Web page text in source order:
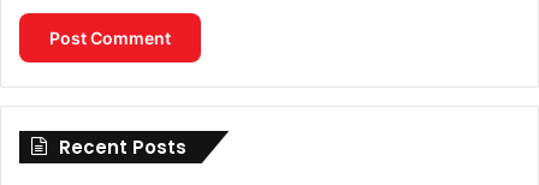
Recent Posts